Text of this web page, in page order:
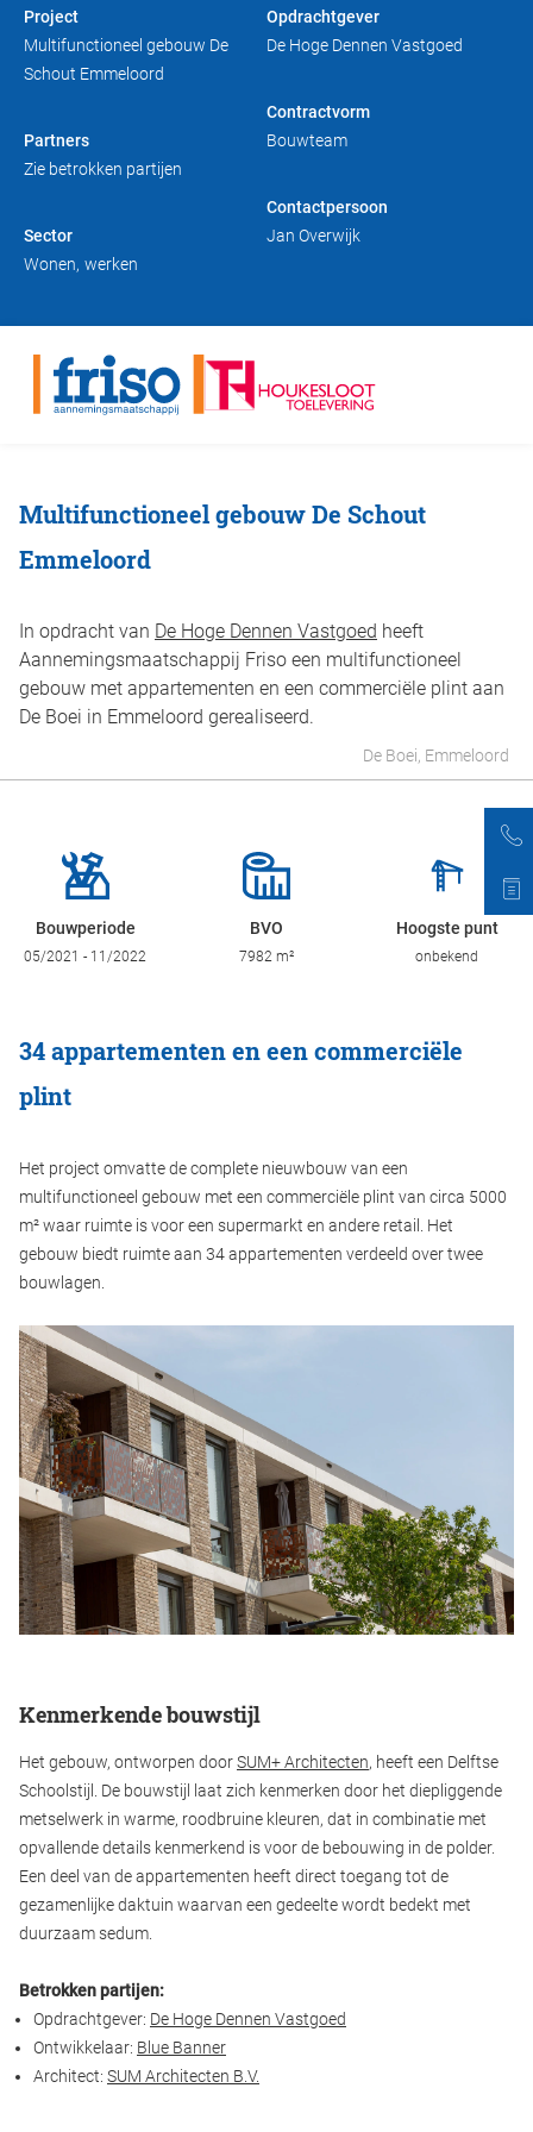
Duurzaam bouwen
Friso magazine
Project
Multifunctioneel gebouw De
Schout Emmeloord
Partners
Zie betrokken partijen
Sector
Wonen werken
Opdrachtgever
De Hoge Dennen Vastgoed
Contractvorm
Bouwteam
Contactpersoon
Jan Overwijk
Multifunctioneel gebouw De Schout
Emmeloord
In opdracht van De Hoge Dennen Vastgoed heeft
Aannemingsmaatschappij Friso een multifunctioneel
gebouw met appartementen en een commerciële plint aan
De Boei in Emmeloord gerealiseerd.
De Boei, Emmeloord
Bouwperiode
05/2021 - 11/2022
BVO
7982 m²
Hoogste punt
onbekend
34 appartementen en een commerciële
plint
Het project omvatte de complete nieuwbouw van een
multifunctioneel gebouw met een commerciële plint van circa 5000
m² waar ruimte is voor een supermarkt en andere retail. Het
gebouw biedt ruimte aan 34 appartementen verdeeld over twee
bouwlagen.
Kenmerkende bouwstijl
Het gebouw, ontworpen doorSUM+ Architecten, heeft een Delftse
Schoolstijl. De bouwstijl laat zich kenmerken door het diepliggende
metselwerk in warme, roodbruine kleuren, dat in combinatie met
opvallende details kenmerkend is voor de bebouwing in de polder.
Een deel van de appartementen heeft direct toegang tot de
gezamenlijke daktuin waarvan een gedeelte wordt bedekt met
duurzaam sedum.
Betrokken partijen:
Opdrachtgever: De Hoge Dennen Vastgoed
Ontwikkelaar: Blue Banner
Architect: SUM Architecten B.V.